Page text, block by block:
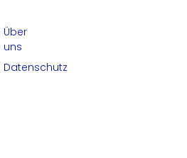
Über
uns
Datenschutz